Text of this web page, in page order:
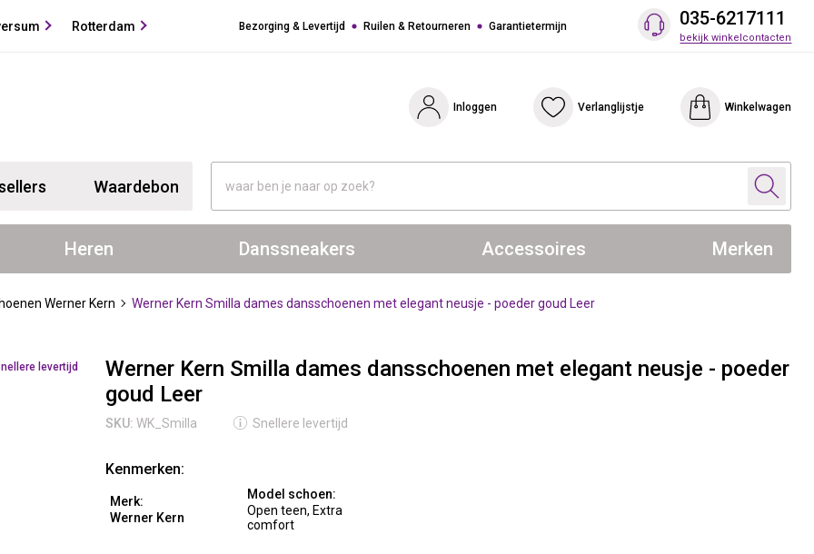
Rotterdam Bezorging & Levertijd Ruilen & Retourneren Garantietermijn 035-6217111
bekijk winkelcontacten
Inloggen Verlanglijstje Winkelwagen
Waardebon
Heren Danssneakers Accessoires Merken
Werner Kern Werner Kern Smilla dames dansschoenen met elegant neusje - poeder goud Leer
levertijd
Werner Kern Smilla dames dansschoenen met elegant neusje - poeder
goud Leer
SKU: WK_Smilla Snellere levertijd
Kenmerken:
Merk:
Werner Kern
Model schoen:
Open teen, Extra
comfort